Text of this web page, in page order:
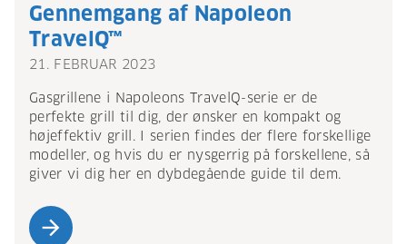
Gennemgang af Napoleon
TravelQ™
21. FEBRUAR 2023
Gasgrillene i Napoleons TravelQ-serie er de
perfekte grill til dig, der ønsker en kompakt og
højeffektiv grill. I serien findes der flere forskellige
modeller, og hvis du er nysgerrig på forskellene, så
giver vi dig her en dybdegående guide til dem.
arrow_forward